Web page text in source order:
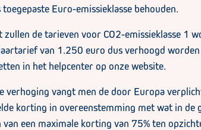
toegepaste Euro-emissieklasse behouden.
zullen de tarieven voor CO2-emissieklasse 1
van 1.250 euro dus verhoogd
in het helpcenter op onze website.
verhoging vangt men de door Europa
korting in overeenstemming met wat in
van een maximale korting van 75% ten